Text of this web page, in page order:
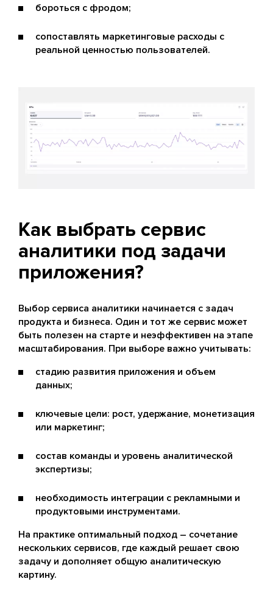
бороться с фродом;
сопоставлять маркетинговые расходы с
реальной ценностью пользователей.
Как выбрать сервис
аналитики под задачи
приложения?
Выбор сервиса аналитики начинается с задач
продукта и бизнеса. Один и тот же сервис может
быть полезен на старте и неэффективен на этапе
масштабирования. При выборе важно учитывать:
стадию развития приложения и объем
данных;
ключевые цели: рост, удержание, монетизация
или маркетинг;
состав команды и уровень аналитической
экспертизы;
необходимость интеграции с рекламными и
продуктовыми инструментами.
На практике оптимальный подход – сочетание
нескольких сервисов, где каждый решает свою
задачу и дополняет общую аналитическую
картину.